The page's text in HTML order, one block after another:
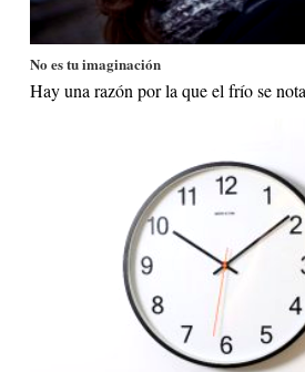
No es tu imaginación
Hay una razón por la que el frío se